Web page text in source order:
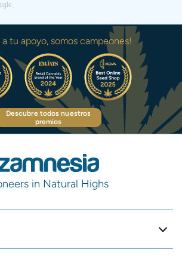
a tu apoyo, somos campeones!
Descubre todos nuestros
premios
in Natural Highs